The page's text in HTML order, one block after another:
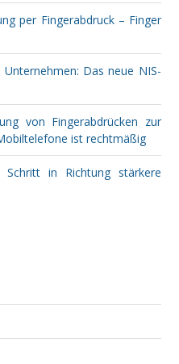
per Fingerabdruck – Finger
Das neue NIS-
von Fingerabdrücken zur
ist rechtmäßig
Schritt in Richtung stärkere